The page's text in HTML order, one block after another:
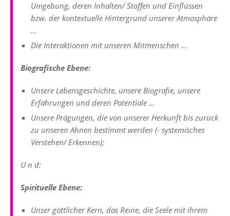
Umgebung, deren Inhalten/ Stoffen und Einflüssen
bzw. der kontextuelle Hintergrund unserer Atmosphäre
…
Die Interaktionen mit unseren Mitmenschen …
Biografische Ebene:
Unsere Lebensgeschichte, unsere Biografie, unsere
Erfahrungen und deren Potentiale …
Unsere Prägungen, die von unserer Herkunft bis zurück
zu unseren Ahnen bestimmt werden (- systemisches
Verstehen/ Erkennen);
U n d:
Spirituelle Ebene:
Unser göttlicher Kern, das Reine, die Seele mit ihrem